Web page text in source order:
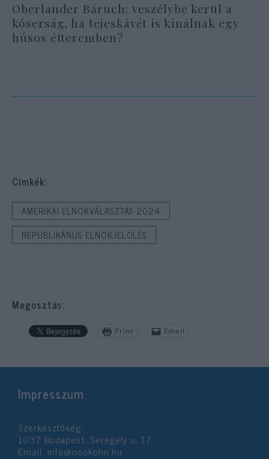
Oberlander Báruch: veszélybe kerül a
kóserság, ha tejeskávét is kínálnak egy
húsos étteremben?
Cimkék:
AMERIKAI ELNÖKVÁLASZTÁS 2024
REPUBLIKÁNUS ELNÖKJELÖLÉS
Megosztás:
Print Email
Impresszum
Szerkesztőség:
1037 Budapest, Seregély u. 17.
Email: info@neokohn.hu